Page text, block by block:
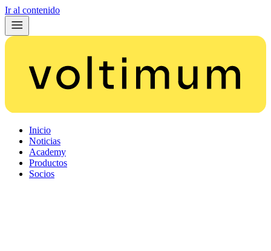
Ir al contenido
Inicio
Noticias
Academy
Productos
Socios